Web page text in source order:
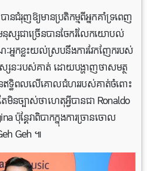
ជំរុញឱ្យមានប្រតិកម្មពីអ្នកគាំទ្រពេញ
នុស្សជាច្រើនបានចែករំលែកយោបល់
នកខ្លះយល់ស្របនឹងការវែកញែករបស់
ស្សនៈរបស់គាត់ ដោយបង្ហាញថាសមត្ថ
នឥទ្ធិពលលើគោលជំហររបស់គាត់ចំពោះ
ែមិនច្បាស់ថាហេតុអ្វីបានជា Ronaldo
ប៉ុន្តែវាពិបាកក្នុងការច្រានចោល
Geh ៕